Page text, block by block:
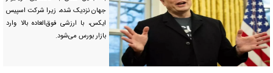
جهان نزدیک شده، زیرا شرکت اسپیس
ایکس، با ارزشی فوق‌العاده بالا وارد
بازار بورس می‌شود.